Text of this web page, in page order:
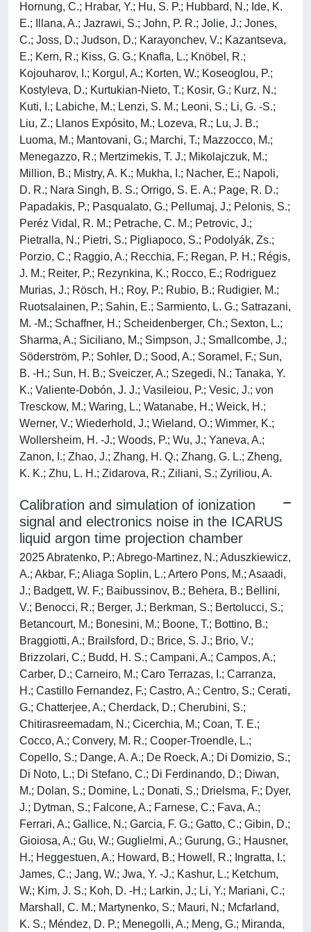
Hornung, C.; Hrabar, Y.; Hu, S. P.; Hubbard, N.; Ide, K.
E.; Illana, A.; Jazrawi, S.; John, P. R.; Jolie, J.; Jones,
C.; Joss, D.; Judson, D.; Karayonchev, V.; Kazantseva,
E.; Kern, R.; Kiss, G. G.; Knafla, L.; Knöbel, R.;
Kojouharov, I.; Korgul, A.; Korten, W.; Koseoglou, P.;
Kostyleva, D.; Kurtukian-Nieto, T.; Kosir, G.; Kurz, N.;
Kuti, I.; Labiche, M.; Lenzi, S. M.; Leoni, S.; Li, G. -S.;
Liu, Z.; Llanos Expósito, M.; Lozeva, R.; Lu, J. B.;
Luoma, M.; Mantovani, G.; Marchi, T.; Mazzocco, M.;
Menegazzo, R.; Mertzimekis, T. J.; Mikolajczuk, M.;
Million, B.; Mistry, A. K.; Mukha, I.; Nacher, E.; Napoli,
D. R.; Nara Singh, B. S.; Orrigo, S. E. A.; Page, R. D.;
Papadakis, P.; Pasqualato, G.; Pellumaj, J.; Pelonis, S.;
Peréz Vidal, R. M.; Petrache, C. M.; Petrovic, J.;
Pietralla, N.; Pietri, S.; Pigliapoco, S.; Podolyák, Zs.;
Porzio, C.; Raggio, A.; Recchia, F.; Regan, P. H.; Régis,
J. M.; Reiter, P.; Rezynkina, K.; Rocco, E.; Rodriguez
Murias, J.; Rösch, H.; Roy, P.; Rubio, B.; Rudigier, M.;
Ruotsalainen, P.; Sahin, E.; Sarmiento, L. G.; Satrazani,
M. -M.; Schaffner, H.; Scheidenberger, Ch.; Sexton, L.;
Sharma, A.; Siciliano, M.; Simpson, J.; Smallcombe, J.;
Söderström, P.; Sohler, D.; Sood, A.; Soramel, F.; Sun,
B. -H.; Sun, H. B.; Sveiczer, A.; Szegedi, N.; Tanaka, Y.
K.; Valiente-Dobón, J. J.; Vasileiou, P.; Vesic, J.; von
Tresckow, M.; Waring, L.; Watanabe, H.; Weick, H.;
Werner, V.; Wiederhold, J.; Wieland, O.; Wimmer, K.;
Wollersheim, H. -J.; Woods, P.; Wu, J.; Yaneva, A.;
Zanon, I.; Zhao, J.; Zhang, H. Q.; Zhang, G. L.; Zheng,
K. K.; Zhu, L. H.; Zidarova, R.; Ziliani, S.; Zyriliou, A.
Calibration and simulation of ionization
signal and electronics noise in the ICARUS
liquid argon time projection chamber
2025 Abratenko, P.; Abrego-Martinez, N.; Aduszkiewicz,
A.; Akbar, F.; Aliaga Soplin, L.; Artero Pons, M.; Asaadi,
J.; Badgett, W. F.; Baibussinov, B.; Behera, B.; Bellini,
V.; Benocci, R.; Berger, J.; Berkman, S.; Bertolucci, S.;
Betancourt, M.; Bonesini, M.; Boone, T.; Bottino, B.;
Braggiotti, A.; Brailsford, D.; Brice, S. J.; Brio, V.;
Brizzolari, C.; Budd, H. S.; Campani, A.; Campos, A.;
Carber, D.; Carneiro, M.; Caro Terrazas, I.; Carranza,
H.; Castillo Fernandez, F.; Castro, A.; Centro, S.; Cerati,
G.; Chatterjee, A.; Cherdack, D.; Cherubini, S.;
Chitirasreemadam, N.; Cicerchia, M.; Coan, T. E.;
Cocco, A.; Convery, M. R.; Cooper-Troendle, L.;
Copello, S.; Dange, A. A.; De Roeck, A.; Di Domizio, S.;
Di Noto, L.; Di Stefano, C.; Di Ferdinando, D.; Diwan,
M.; Dolan, S.; Domine, L.; Donati, S.; Drielsma, F.; Dyer,
J.; Dytman, S.; Falcone, A.; Farnese, C.; Fava, A.;
Ferrari, A.; Gallice, N.; Garcia, F. G.; Gatto, C.; Gibin, D.;
Gioiosa, A.; Gu, W.; Guglielmi, A.; Gurung, G.; Hausner,
H.; Heggestuen, A.; Howard, B.; Howell, R.; Ingratta, I.;
James, C.; Jang, W.; Jwa, Y. -J.; Kashur, L.; Ketchum,
W.; Kim, J. S.; Koh, D. -H.; Larkin, J.; Li, Y.; Mariani, C.;
Marshall, C. M.; Martynenko, S.; Mauri, N.; Mcfarland,
K. S.; Méndez, D. P.; Menegolli, A.; Meng, G.; Miranda,